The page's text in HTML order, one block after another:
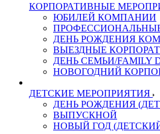
КОРПОРАТИВНЫЕ
ЮБИЛЕЙ КОМПАНИИ
ДЕНЬ РОЖДЕНИЯ
ВЫЕЗДНЫЕ
ДЕНЬ СЕМЬИ/FAMILY
НОВОГОДНИЙ
ДЕТСКИЕ МЕРОПРИЯТИЯ
ДЕНЬ РОЖДЕНИЯ
ВЫПУСКНОЙ
НОВЫЙ ГОД